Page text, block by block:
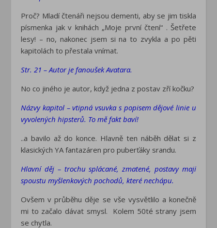
Proč? Mladí čtenáři nejsou dementi, aby se jim tiskla
písmenka jak v knihách „Moje první čtení“ . Šetřete
lesy! – no, nakonec jsem si na to zvykla a po pěti
kapitolách to přestala vnímat.
Str. 21 – Autor je fanoušek Avatara.
No co jiného je autor, když jedna z postav zří kočku?
Názvy kapitol – vtipná vsuvka s popisem dějové linie u
vyvolených hipsterů. To mě fakt baví!
..a bavilo až do konce. Hlavně ten náběh dělat si z
klasických YA fantazáren pro puberťáky srandu.
Hlavní děj – trochu splácané, zmatené, postavy mají
spoustu myšlenkových pochodů, které nechápu.
Ovšem v průběhu děje se vše vysvětlilo a konečně
mi to začalo dávat smysl. Kolem 50té strany jsem
se chytla.